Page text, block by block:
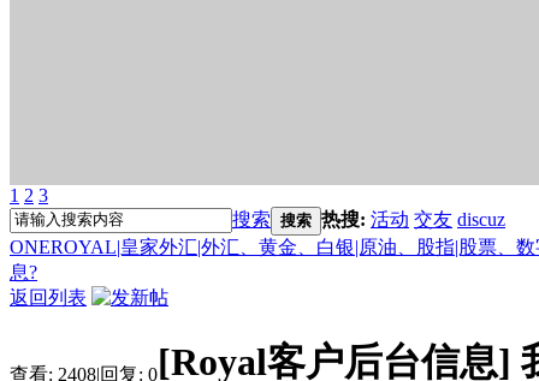
1 2 3
搜索 搜索 热搜: 活动 交友 discuz
ONEROYAL|皇家外汇|外汇、黄金、白银|原油、股指|股票、
息?
返回列表
查看: 2408|回复: 0[Royal客户后台信息]